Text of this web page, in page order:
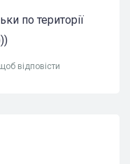
по території
відповісти